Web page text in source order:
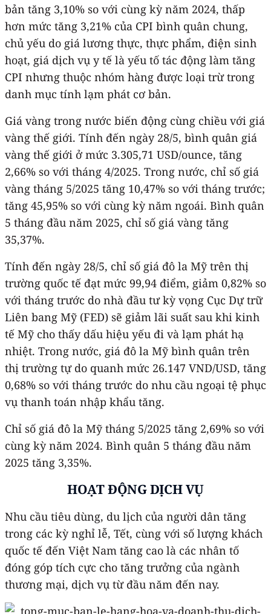
bản tăng 3,10% so với cùng kỳ năm 2024, thấp
hơn mức tăng 3,21% của CPI bình quân chung,
chủ yếu do giá lương thực, thực phẩm, điện sinh
hoạt, giá dịch vụ y tế là yếu tố tác động làm tăng
CPI nhưng thuộc nhóm hàng được loại trừ trong
danh mục tính lạm phát cơ bản.
Giá vàng trong nước biến động cùng chiều với giá
vàng thế giới. Tính đến ngày 28/5, bình quân giá
vàng thế giới ở mức 3.305,71 USD/ounce, tăng
2,66% so với tháng 4/2025. Trong nước, chỉ số giá
vàng tháng 5/2025 tăng 10,47% so với tháng trước;
tăng 45,95% so với cùng kỳ năm ngoái. Bình quân
5 tháng đầu năm 2025, chỉ số giá vàng tăng
35,37%.
Tính đến ngày 28/5, chỉ số giá đô la Mỹ trên thị
trường quốc tế đạt mức 99,94 điểm, giảm 0,82% so
với tháng trước do nhà đầu tư kỳ vọng Cục Dự trữ
Liên bang Mỹ (FED) sẽ giảm lãi suất sau khi kinh
tế Mỹ cho thấy dấu hiệu yếu đi và lạm phát hạ
nhiệt. Trong nước, giá đô la Mỹ bình quân trên
thị trường tự do quanh mức 26.147 VND/USD, tăng
0,68% so với tháng trước do nhu cầu ngoại tệ phục
vụ thanh toán nhập khẩu tăng.
Chỉ số giá đô la Mỹ tháng 5/2025 tăng 2,69% so với
cùng kỳ năm 2024. Bình quân 5 tháng đầu năm
2025 tăng 3,35%.
HOẠT ĐỘNG DỊCH VỤ
Nhu cầu tiêu dùng, du lịch của người dân tăng
trong các kỳ nghỉ lễ, Tết, cùng với số lượng khách
quốc tế đến Việt Nam tăng cao là các nhân tố
đóng góp tích cực cho tăng trưởng của ngành
thương mại, dịch vụ từ đầu năm đến nay.